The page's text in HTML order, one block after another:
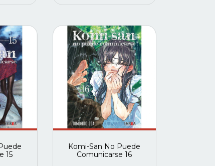
15
Komi-San No Puede
Comunicarse 16